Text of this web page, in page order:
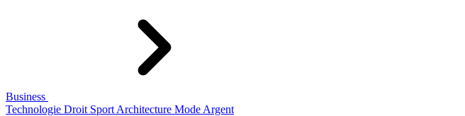
Business
Technologie Droit Sport Architecture Mode Argent